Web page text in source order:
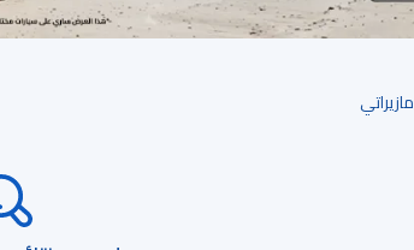
مازيراتي